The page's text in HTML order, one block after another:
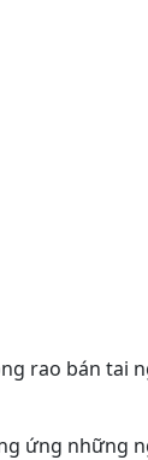
rao bán tai
ứng những